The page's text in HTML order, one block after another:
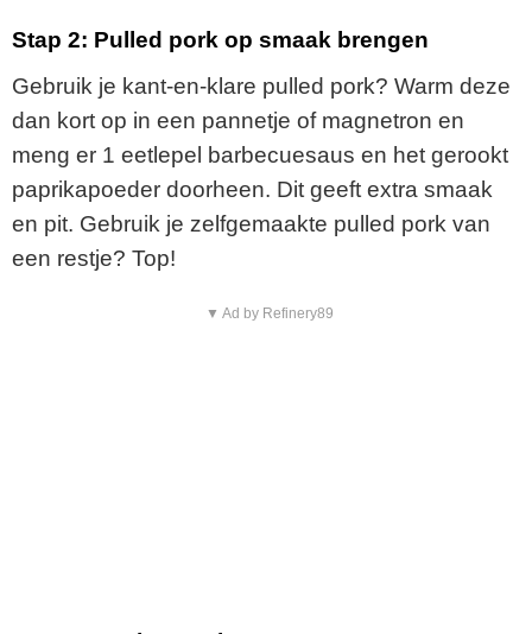
Stap 2: Pulled pork op smaak brengen
Gebruik je kant-en-klare pulled pork? Warm deze
dan kort op in een pannetje of magnetron en
meng er 1 eetlepel barbecuesaus en het gerookt
paprikapoeder doorheen. Dit geeft extra smaak
en pit. Gebruik je zelfgemaakte pulled pork van
een restje? Top!
▼ Ad by Refinery89